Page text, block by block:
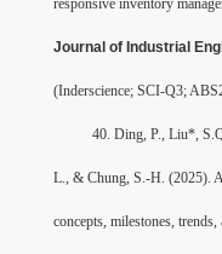
Journal of Industrial
(Inderscience; SCI-Q3;
40. Ding, P., Liu*,
L., & Chung, S.-H. (2025).
concepts, milestones,